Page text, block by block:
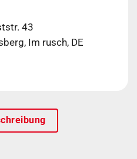
43
Im rusch, DE